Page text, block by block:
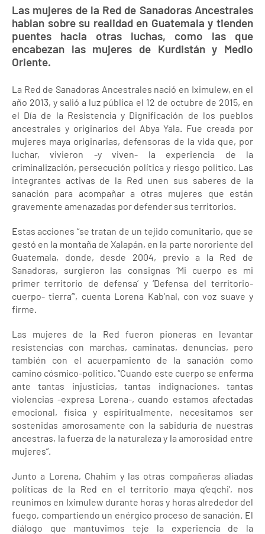
Las mujeres de la Red de Sanadoras Ancestrales
hablan sobre su realidad en Guatemala y tienden
puentes hacia otras luchas, como las que
encabezan las mujeres de Kurdistán y Medio
Oriente.
La Red de Sanadoras Ancestrales nació en Iximulew, en el
año 2013, y salió a luz pública el 12 de octubre de 2015, en
el Día de la Resistencia y Dignificación de los pueblos
ancestrales y originarios del Abya Yala. Fue creada por
mujeres maya originarias, defensoras de la vida que, por
luchar, vivieron -y viven- la experiencia de la
criminalización, persecución política y riesgo político. Las
integrantes activas de la Red unen sus saberes de la
sanación para acompañar a otras mujeres que están
gravemente amenazadas por defender sus territorios.
Estas acciones “se tratan de un tejido comunitario, que se
gestó en la montaña de Xalapán, en la parte nororiente del
Guatemala, donde, desde 2004, previo a la Red de
Sanadoras, surgieron las consignas ‘Mi cuerpo es mi
primer territorio de defensa’ y ‘Defensa del territorio-
cuerpo- tierra’”, cuenta Lorena Kab’nal, con voz suave y
firme.
Las mujeres de la Red fueron pioneras en levantar
resistencias con marchas, caminatas, denuncias, pero
también con el acuerpamiento de la sanación como
camino cósmico-político. “Cuando este cuerpo se enferma
ante tantas injusticias, tantas indignaciones, tantas
violencias -expresa Lorena-, cuando estamos afectadas
emocional, física y espiritualmente, necesitamos ser
sostenidas amorosamente con la sabiduría de nuestras
ancestras, la fuerza de la naturaleza y la amorosidad entre
mujeres”.
Junto a Lorena, Chahim y las otras compañeras aliadas
políticas de la Red en el territorio maya q’eqchi’, nos
reunimos en Iximulew durante horas y horas alrededor del
fuego, compartiendo un enérgico proceso de sanación. El
diálogo que mantuvimos teje la experiencia de la